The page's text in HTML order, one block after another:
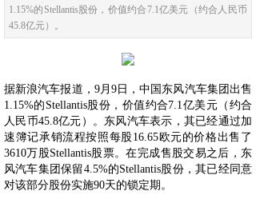
1.15%的Stellantis股份，价值约合7.1亿美元（约合人民币
45.8亿元）。
据新浪汽车报道，9月9日，中国东风汽车集团出售
1.15%的Stellantis股份，价值约合7.1亿美元（约合
人民币45.8亿元）。东风汽车表示，其已经通过加
速簿记承销流程按照每股16.65欧元的价格出售了
3610万股Stellantis股票。在完成售股交易之后，东
风汽车集团保留4.5%的Stellantis股份，其已经同意
对该部分股份实施90天的锁定期。